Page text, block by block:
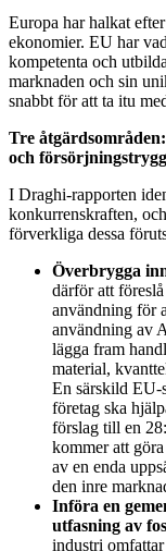
Europa har halkat
ekonomier. EU har
kompetenta och
marknaden och sin
snabbt för att ta itu
Tre
och
I Draghi-rapporten
konkurrenskraften,
förverkliga dessa
Överbrygga
därför att
användning för
användning av
lägga fram
material,
En särskild EU-
företag ska
förslag till en
kommer att
av en enda
den inre
Införa en
utfasning av
industri